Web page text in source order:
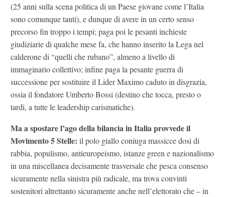
(25 anni sulla scena politica di un Paese giovane come l’Italia
sono comunque tanti), e dunque di avere in un certo senso
precorso fin troppo i tempi; paga poi le pesanti inchieste
giudiziarie di qualche mese fa, che hanno inserito la Lega nel
calderone di “quelli che rubano”, almeno a livello di
immaginario collettivo; infine paga la pesante guerra di
successione per sostituire il Lider Maximo caduto in disgrazia,
ossia il fondatore Umberto Bossi (destino che tocca, presto o
tardi, a tutte le leadership carismatiche).
Ma a spostare l’ago della bilancia in Italia provvede il
Movimento 5 Stelle: il polo giallo coniuga massicce dosi di
rabbia, populismo, antieuropeismo, istanze green e nazionalismo
in una miscellanea decisamente trasversale che pesca consenso
sicuramente nella sinistra più radicale, ma trova convinti
sostenitori altrettanto sicuramente anche nell’elettorato che – in